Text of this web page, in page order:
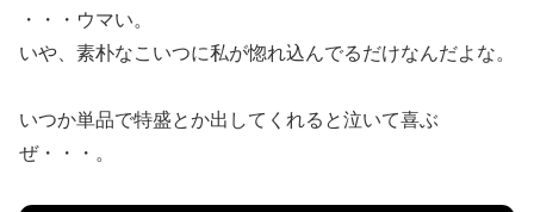
・・・ウマい。
いや、素朴なこいつに私が惚れ込んでるだけなんだよな。
いつか単品で特盛とか出してくれると泣いて喜ぶ
ぜ・・・。